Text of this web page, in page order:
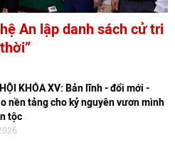
An lập danh sách cử tri
KHÓA XV: Bản lĩnh - đổi mới -
nền tảng cho kỷ nguyên vươn mình
tộc